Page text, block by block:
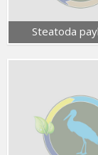
Steatoda